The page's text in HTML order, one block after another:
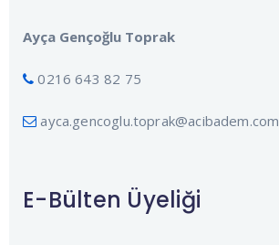
Ayça Gençoğlu Toprak
0216 643 82 75
ayca.gencoglu.toprak@acibadem.com
E-Bülten Üyeliği